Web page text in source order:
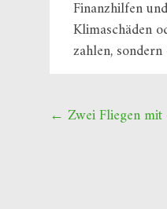
Finanzhilfen
Klimaschäden
zahlen,
← Zwei Fliegen